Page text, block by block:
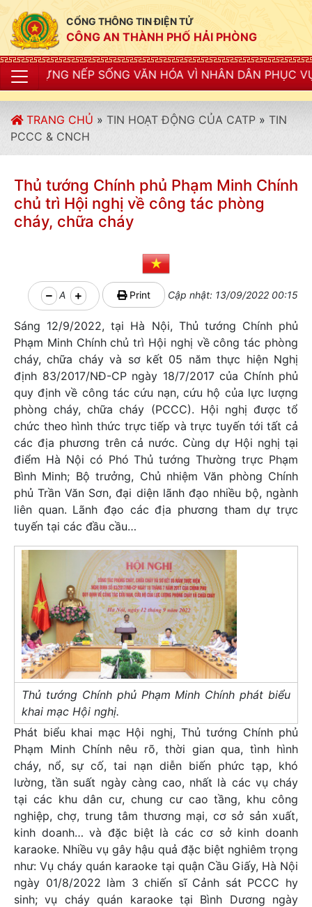
CỔNG THÔNG TIN ĐIỆN TỬ
CÔNG AN THÀNH PHỐ HẢI PHÒNG
SỐNG VĂN HÓA VÌ NHÂN DÂN PHỤC VỤ"
TRANG CHỦ » TIN HOẠT ĐỘNG CỦA CATP » TIN
PCCC & CNCH
Thủ tướng Chính phủ Phạm Minh Chính
chủ trì Hội nghị về công tác phòng
cháy, chữa cháy
A Print Cập nhật: 13/09/2022 00:15
Sáng 12/9/2022, tại Hà Nội, Thủ tướng Chính phủ
Phạm Minh Chính chủ trì Hội nghị về công tác phòng
cháy, chữa cháy và sơ kết 05 năm thực hiện Nghị
định 83/2017/NĐ-CP ngày 18/7/2017 của Chính phủ
quy định về công tác cứu nạn, cứu hộ của lực lượng
phòng cháy, chữa cháy (PCCC). Hội nghị được tổ
chức theo hình thức trực tiếp và trực tuyến tới tất cả
các địa phương trên cả nước. Cùng dự Hội nghị tại
điểm Hà Nội có Phó Thủ tướng Thường trực Phạm
Bình Minh; Bộ trưởng, Chủ nhiệm Văn phòng Chính
phủ Trần Văn Sơn, đại diện lãnh đạo nhiều bộ, ngành
liên quan. Lãnh đạo các địa phương tham dự trực
tuyến tại các đầu cầu…
Thủ tướng Chính phủ Phạm Minh Chính phát biểu
khai mạc Hội nghị.
Phát biểu khai mạc Hội nghị, Thủ tướng Chính phủ
Phạm Minh Chính nêu rõ, thời gian qua, tình hình
cháy, nổ, sự cố, tai nạn diễn biến phức tạp, khó
lường, tần suất ngày càng cao, nhất là các vụ cháy
tại các khu dân cư, chung cư cao tầng, khu công
nghiệp, chợ, trung tâm thương mại, cơ sở sản xuất,
kinh doanh… và đặc biệt là các cơ sở kinh doanh
karaoke. Nhiều vụ gây hậu quả đặc biệt nghiêm trọng
như: Vụ cháy quán karaoke tại quận Cầu Giấy, Hà Nội
ngày 01/8/2022 làm 3 chiến sĩ Cảnh sát PCCC hy
sinh; vụ cháy quán karaoke tại Bình Dương ngày